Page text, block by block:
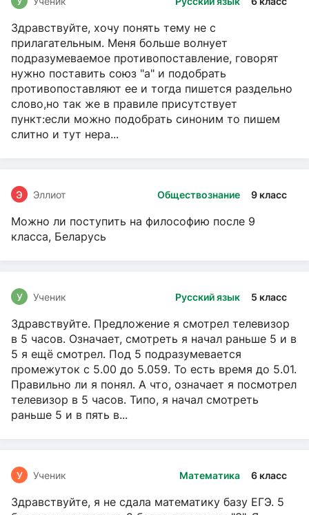
Здравствуйте, хочу понять тему не с
прилагательным. Меня больше волнует
подразумеваемое противопоставление, говорят
нужно поставить союз "а" и подобрать
противопоставляют ее и тогда пишется раздельно
слово,но так же в правиле присутствует
пункт:если можно подобрать синоним то пишем
слитно и тут нера...
Обществознание 9 класс
Э Эллиот
Можно ли поступить на философию после 9
класса, Беларусь
Русский язык 5 класс
У Ученик
Здравствуйте. Предложение я смотрел телевизор
в 5 часов. Означает, смотреть я начал раньше 5 и в
5 я ещё смотрел. Под 5 подразумевается
промежуток с 5.00 до 5.059. То есть время до 5.01.
Правильно ли я понял. А что, означает я посмотрел
телевизор в 5 часов. Типо, я начал смотреть
раньше 5 и в пять в...
Математика 6 класс
У Ученик
Здравствуйте, я не сдала математику базу ЕГЭ. 5